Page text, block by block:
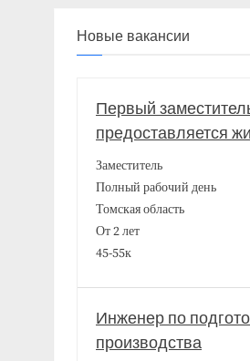
Новые вакансии
Первый
предоставляется
Заместитель
Полный рабочий день
Томская область
От 2 лет
45-55к
Инженер по
производства